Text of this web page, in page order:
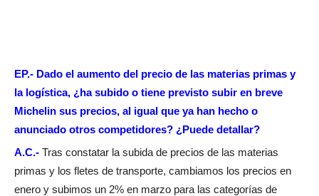
EP.- Dado el aumento del precio de las materias primas y
la logística, ¿ha subido o tiene previsto subir en breve
Michelin sus precios, al igual que ya han hecho o
anunciado otros competidores? ¿Puede detallar?
A.C.- Tras constatar la subida de precios de las materias
primas y los fletes de transporte, cambiamos los precios en
enero y subimos un 2% en marzo para las categorías de